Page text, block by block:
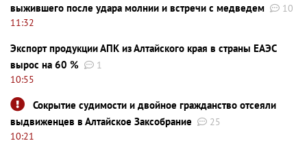
выжившего после удара молнии и встречи с медведем
10
11:32
Экспорт продукции АПК из Алтайского края в страны ЕАЭС
вырос на 60 %
1
10:55
Сокрытие судимости и двойное гражданство отсеяли
выдвиженцев в Алтайское Заксобрание
25
10:21